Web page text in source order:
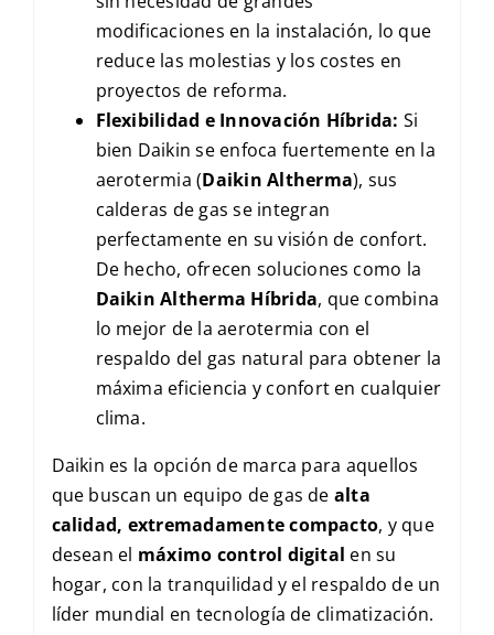
modificaciones en la instalación, lo que
reduce las molestias y los costes en
proyectos de reforma.
Flexibilidad e Innovación Híbrida: Si
bien Daikin se enfoca fuertemente en la
aerotermia (Daikin Altherma), sus
calderas de gas se integran
perfectamente en su visión de confort.
De hecho, ofrecen soluciones como la
Daikin Altherma Híbrida, que combina
lo mejor de la aerotermia con el
respaldo del gas natural para obtener la
máxima eficiencia y confort en cualquier
clima.
Daikin es la opción de marca para aquellos
que buscan un equipo de gas de alta
calidad, extremadamente compacto, y que
desean el máximo control digital en su
hogar, con la tranquilidad y el respaldo de un
líder mundial en tecnología de climatización.